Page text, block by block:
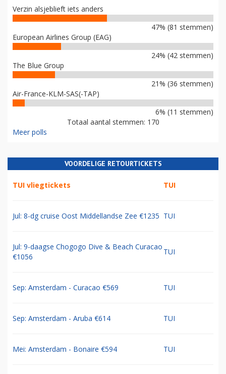
Verzin alsjeblieft iets anders
47% (81 stemmen)
European Airlines Group (EAG)
24% (42 stemmen)
The Blue Group
21% (36 stemmen)
Air-France-KLM-SAS(-TAP)
6% (11 stemmen)
Totaal aantal stemmen: 170
Meer polls
VOORDELIGE RETOURTICKETS
TUI vliegtickets TUI
Jul: 8-dg cruise Oost Middellandse Zee €1235 TUI
Jul: 9-daagse Chogogo Dive & Beach Curacao
€1056
TUI
Sep: Amsterdam - Curacao €569 TUI
Sep: Amsterdam - Aruba €614 TUI
Mei: Amsterdam - Bonaire €594 TUI